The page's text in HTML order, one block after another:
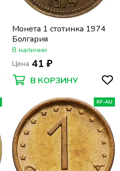
Монета 1 стотинка 1974
Болгария
В наличии
Цена 41 ₽
В КОРЗИНУ
XF-AU